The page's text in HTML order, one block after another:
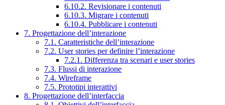
6.10.2. Revisionare i contenuti
6.10.3. Migrare i contenuti
6.10.4. Pubblicare i contenuti
7. Progettazione dell’interazione
7.1. Caratteristiche dell’interazione
7.2. User stories per definire l’interazione
7.2.1. Differenza tra scenari e user stories
7.3. Flussi di interazione
7.4. Wireframe
7.5. Prototipi interattivi
8. Progettazione dell’interfaccia